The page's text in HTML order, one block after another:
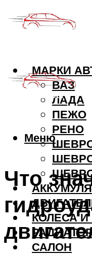
МАРКИ
ВАЗ
ЛАДА
ПЕЖО
РЕНО
КОЛЕСА
САЛОН
Меню
Что